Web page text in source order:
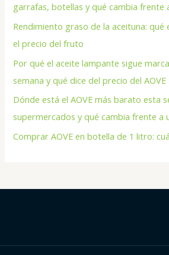
garrafas, botellas y qué cambia frente
Rendimiento graso de la aceituna: qué
el precio del fruto
Por qué el aceite lampante sigue
semana y qué dice del precio del AOVE
Dónde está el AOVE más barato esta
supermercados y qué cambia frente a
Comprar AOVE en botella de 1 litro: